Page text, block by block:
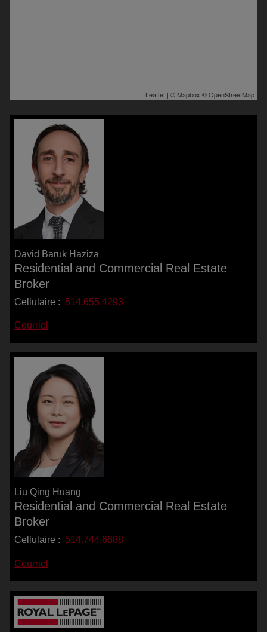
Leaflet | © Mapbox ©OpenStreetMap
David Baruk Haziza
Residential and Commercial Real Estate
Broker
Cellulaire : 514.655.4293
Courriel
Liu Qing Huang
Residential and Commercial Real Estate
Broker
Cellulaire : 514.744.6688
Courriel